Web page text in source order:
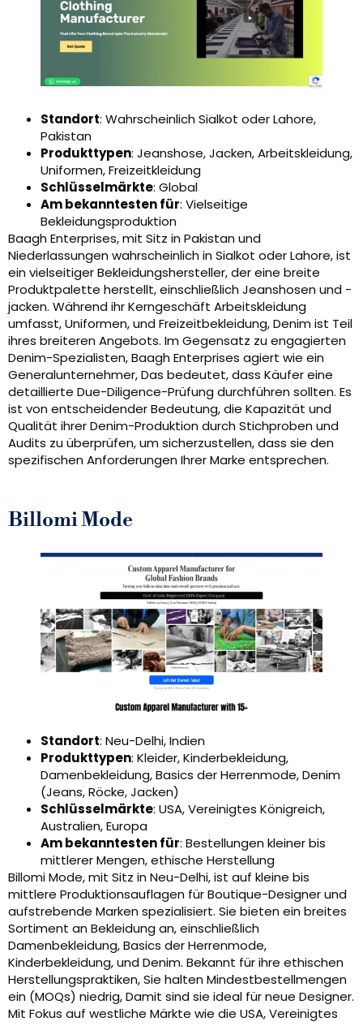
Standort: Wahrscheinlich Sialkot oder Lahore,
Pakistan
Produkttypen: Jeanshose, Jacken, Arbeitskleidung,
Uniformen, Freizeitkleidung
Schlüsselmärkte: Global
Am bekanntesten für: Vielseitige
Bekleidungsproduktion
Baagh Enterprises, mit Sitz in Pakistan und
Niederlassungen wahrscheinlich in Sialkot oder Lahore, ist
ein vielseitiger Bekleidungshersteller, der eine breite
Produktpalette herstellt, einschließlich Jeanshosen und -
jacken. Während ihr Kerngeschäft Arbeitskleidung
umfasst, Uniformen, und Freizeitbekleidung, Denim ist Teil
ihres breiteren Angebots. Im Gegensatz zu engagierten
Denim-Spezialisten, Baagh Enterprises agiert wie ein
Generalunternehmer, Das bedeutet, dass Käufer eine
detaillierte Due-Diligence-Prüfung durchführen sollten. Es
ist von entscheidender Bedeutung, die Kapazität und
Qualität ihrer Denim-Produktion durch Stichproben und
Audits zu überprüfen, um sicherzustellen, dass sie den
spezifischen Anforderungen Ihrer Marke entsprechen.
Billomi Mode
Standort: Neu-Delhi, Indien
Produkttypen: Kleider, Kinderbekleidung,
Damenbekleidung, Basics der Herrenmode, Denim
(Jeans, Röcke, Jacken)
Schlüsselmärkte: USA, Vereinigtes Königreich,
Australien, Europa
Am bekanntesten für: Bestellungen kleiner bis
mittlerer Mengen, ethische Herstellung
Billomi Mode, mit Sitz in Neu-Delhi, ist auf kleine bis
mittlere Produktionsauflagen für Boutique-Designer und
aufstrebende Marken spezialisiert. Sie bieten ein breites
Sortiment an Bekleidung an, einschließlich
Damenbekleidung, Basics der Herrenmode,
Kinderbekleidung, und Denim. Bekannt für ihre ethischen
Herstellungspraktiken, Sie halten Mindestbestellmengen
ein (MOQs) niedrig, Damit sind sie ideal für neue Designer.
Mit Fokus auf westliche Märkte wie die USA, Vereinigtes